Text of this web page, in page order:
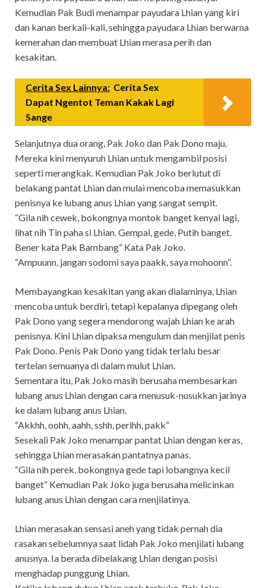
Kemudian Pak Budi menampar payudara Lhian yang kiri
dan kanan berkali-kali, sehingga payudara Lhian berwarna
kemerahan dan membuat Lhian merasa perih dan
kesakitan.
Cerita Sex Lainnya: Cerita Sex
Dapat Ngentot Teman Kakak Lagi
Sange
Selanjutnya dua orang, Pak Joko dan Pak Dono maju.
Mereka kini menyuruh Lhian untuk mengambil posisi
seperti merangkak. Kemudian Pak Joko berlutut di
belakang pantat Lhian dan mulai mencoba memasukkan
penisnya ke lubang anus Lhian yang sangat sempit.
“Gila nih cewek, bokongnya montok banget kenyal lagi,
lihat nih Tin paha si Lhian. Gempal, gede, Putih banget.
Bener kata Pak Bambang” Kata Pak Joko.
“Ampuunn, jangan sodomi saya paakk, saya mohoonn”.
Membayangkan kesakitan yang akan dialaminya, Lhian
mencoba untuk berdiri, tetapi kepalanya dipegang oleh
Pak Dono yang segera mendorong wajah Lhian ke arah
penisnya. Kini Lhian dipaksa mengulum dan menjilat penis
Pak Dono. Penis Pak Dono yang tidak terlalu besar
tertelan semuanya di dalam mulut Lhian.
Sementara itu, Pak Joko masih berusaha membesarkan
lubang anus Lhian dengan cara menusuk-nusukkan jarinya
ke dalam lubang anus Lhian.
“Akkhh, oohh, aahh, sshh, perihh, pakk”
Sesekali Pak Joko menampar pantat Lhian dengan keras,
sehingga Lhian merasakan pantatnya panas.
“Gila nih perek, bokongnya gede tapi lobangnya kecil
banget” Kemudian Pak Joko juga berusaha melicinkan
lubang anus Lhian dengan cara menjilatinya.
Lhian merasakan sensasi aneh yang tidak pernah dia
rasakan sebelumnya saat lidah Pak Joko menjilati lubang
anusnya. Ia berada dibelakang Lhian dengan posisi
menghadap punggung Lhian.